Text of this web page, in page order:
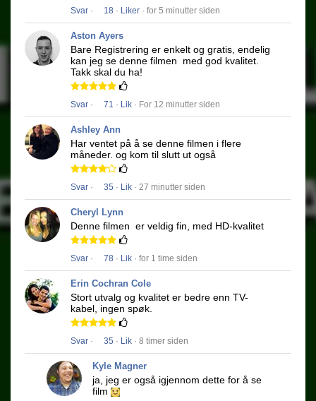
Svar · 18 · Liker · for 5 minutter siden
Aston Ayers
Bare Registrering er enkelt og gratis, endelig
kan jeg se denne filmen
med god kvalitet.
Takk skal du ha!
Svar · 71 · Lik · For 12 minutter siden
Ashley Ann
Har ventet på å se denne filmen i flere
måneder. og kom til slutt ut også
Svar · 35 · Lik · 27 minutter siden
Cheryl Lynn
Denne filmen er veldig fin, med HD-kvalitet
Svar · 78 · Lik · for 1 time siden
Erin Cochran Cole
Stort utvalg og kvalitet er bedre enn TV-
kabel, ingen spøk.
Svar · 35 · Lik · 8 timer siden
Kyle Magner
ja, jeg er også igjennom dette for å se
film